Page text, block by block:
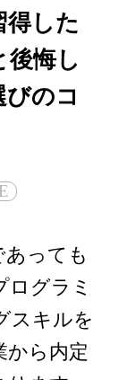
得した
後悔し
のコ
あっても
グラミ
スキルを
から内定